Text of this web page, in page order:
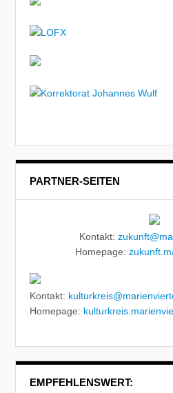
PARTNER-SEITEN
Kontakt:
Homepage:
Kontakt:
Homepage:
EMPFEHLENSWERT: